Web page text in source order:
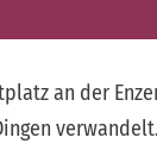
an der